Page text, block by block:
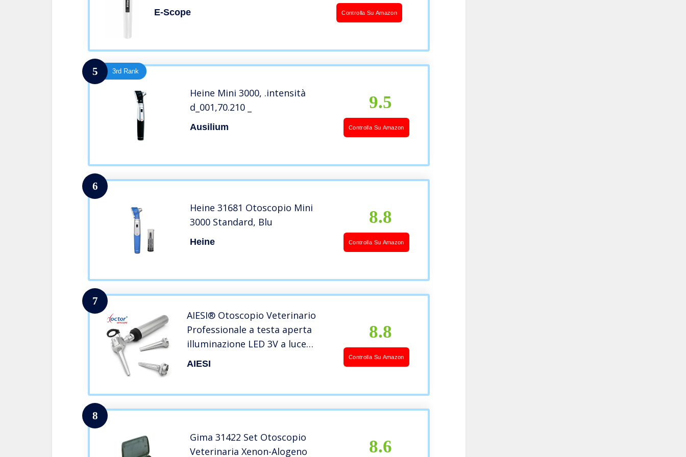
E-Scope Controlla Su Amazon
5 3rd Rank
Heine Mini 3000, .intensità
d_001,70.210 _
Ausilium
9.5
Controlla Su Amazon
6
Heine 31681 Otoscopio Mini
3000 Standard, Blu
Heine
8.8
Controlla Su Amazon
7
AIESI® Otoscopio Veterinario
Professionale a testa aperta
illuminazione LED 3V a luce
bianca con 3 coni in acciaio inox
AIESI
8.8
Controlla Su Amazon
8
Gima 31422 Set Otoscopio
Veterinaria Xenon-Alogeno
8.6